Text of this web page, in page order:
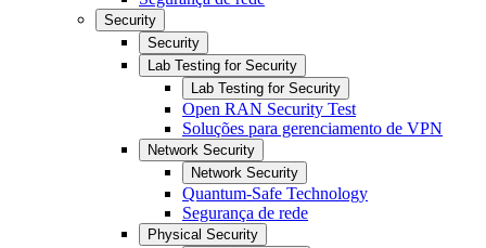
Security
Security
Lab Testing for Security
Lab Testing for Security
Open RAN Security Test
Soluções para gerenciamento de VPN
Network Security
Network Security
Quantum-Safe Technology
Segurança de rede
Physical Security